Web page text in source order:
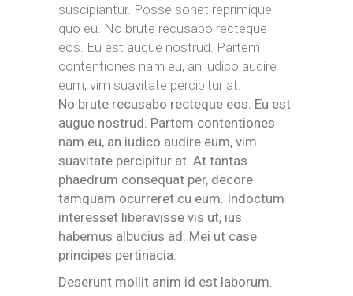
suscipiantur. Posse sonet reprimique
quo eu. No brute recusabo recteque
eos. Eu est augue nostrud. Partem
contentiones nam eu, an iudico audire
eum, vim suavitate percipitur at.
No brute recusabo recteque eos. Eu est
augue nostrud. Partem contentiones
nam eu, an iudico audire eum, vim
suavitate percipitur at. At tantas
phaedrum consequat per, decore
tamquam ocurreret cu eum. Indoctum
interesset liberavisse vis ut, ius
habemus albucius ad. Mei ut case
principes pertinacia.
Deserunt mollit anim id est laborum.